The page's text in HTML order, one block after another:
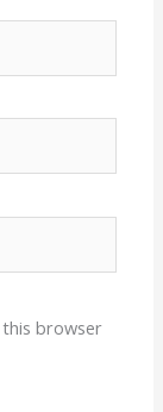
this browser